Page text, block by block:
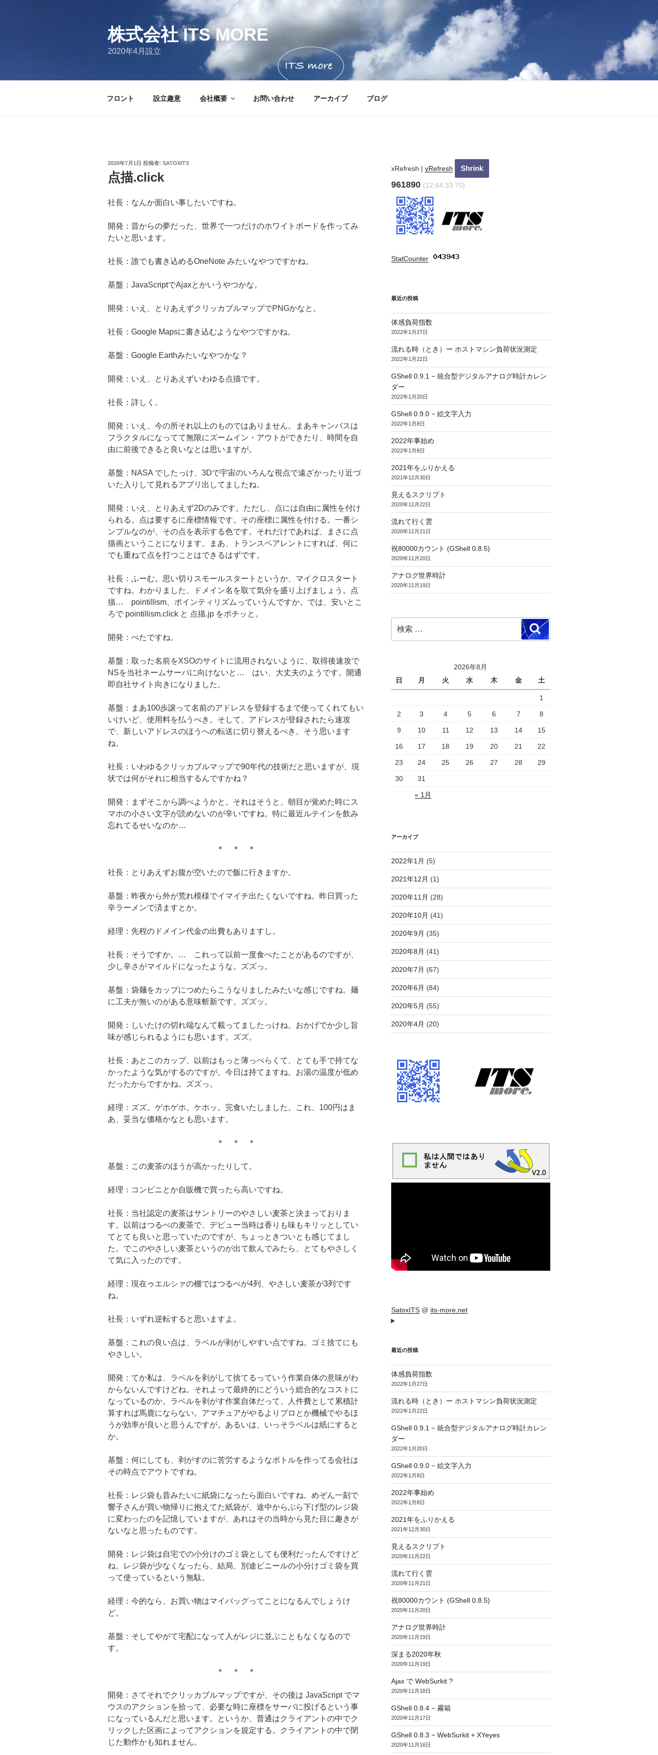
株式会社 ITS MORE
2020年4月設立
フロント 設立趣意 会社概要 お問い合わせ アーカイブ ブログ
投
日:
2020年7月1日 投稿者: SATOXITS
点描.click
社長：なんか面白い事したいですね。
開発：昔からの夢だった、世界で一つだけのホワイトボードを作ってみ
たいと思います。
社長：誰でも書き込めるOneNote みたいなやつですかね。
基盤：JavaScriptでAjaxとかいうやつかな。
開発：いえ、とりあえずクリッカブルマップでPNGかなと。
社長：Google Mapsに書き込むようなやつですかね。
基盤：Google Earthみたいなやつかな？
開発：いえ、とりあえずいわゆる点描です。
社長：詳しく。
開発：いえ、今の所それ以上のものではありません。まあキャンバスは
フラクタルになってて無限にズームイン・アウトができたり、時間を自
由に前後できると良いなとは思いますが。
基盤：NASA でしたっけ、3Dで宇宙のいろんな視点で遠ざかったり近づ
いた入りして見れるアプリ出してましたね。
開発：いえ、とりあえず2Dのみです。ただし、点には自由に属性を付け
られる。点は要するに座標情報です。その座標に属性を付ける。一番シ
ンプルなのが、その点を表示する色です。それだけであれば、まさに点
描画ということになります。まあ、トランスペアレントにすれば、何に
でも重ねて点を打つことはできるはずです。
社長：ふーむ。思い切りスモールスタートというか、マイクロスタート
ですね。わかりました、ドメイン名を取て気分を盛り上げましょう。点
描… pointillism、ポインティリズムっていうんですか。では、安いとこ
ろで pointillism.click と 点描.jp をポチッと。
開発：べたですね。
基盤：取った名前をXSOのサイトに流用されないように、取得後速攻で
NSを当社ネームサーバに向けないと… はい、大丈夫のようです。開通
即自社サイト向きになりました。
基盤：まあ100歩譲って名前のアドレスを登録するまで使ってくれてもい
いけいど、使用料を払うべき。そして、アドレスが登録されたら速攻
で、新しいアドレスのほうへの転送に切り替えるべき。そう思います
ね。
社長：いわゆるクリッカブルマップで90年代の技術だと思いますが、現
状では何がそれに相当するんですかね？
開発：まずそこから調べようかと。それはそうと、朝目が覚めた時にス
マホの小さい文字が読めないのが辛いですね。特に最近ルテインを飲み
忘れてるせいなのか…
＊ ＊ ＊
社長：とりあえずお腹が空いたので飯に行きますか。
基盤：昨夜から外が荒れ模様でイマイチ出たくないですね。昨日買った
辛ラーメンで済ますとか。
経理：先程のドメイン代金の出費もありますし。
社長：そうですか。… これって以前一度食べたことがあるのですが、
少し辛さがマイルドになったような。ズズっ。
基盤：袋麺をカップにつめたらこうなりましたみたいな感じですね。麺
に工夫が無いのがある意味斬新です。ズズッ。
開発：しいたけの切れ端なんて載ってましたっけね。おかげでか少し旨
味が感じられるようにも思います。ズズ。
社長：あとこのカップ、以前はもっと薄っぺらくて、とても手で持てな
かったような気がするのですが。今日は持てますね。お湯の温度が低め
だったからですかね。ズズっ。
経理：ズズ。ゲホゲホ。ケホッ。完食いたしました。これ、100円はま
あ、妥当な価格かなとも思います。
＊ ＊ ＊
基盤：この麦茶のほうが高かったりして。
経理：コンビニとか自販機で買ったら高いですね。
社長：当社認定の麦茶はサントリーのやさしい麦茶と決まっておりま
す。以前はつるべの麦茶で、デビュー当時は香りも味もキリッとしてい
てとても良いと思っていたのですが、ちょっときついとも感じてまし
た。でこのやさしい麦茶というのが出て飲んでみたら、とてもやさしく
て気に入ったのです。
経理：現在ゥエルシァの棚ではつるべが4列、やさしい麦茶が3列です
ね。
社長：いずれ逆転すると思いますよ。
基盤：これの良い点は、ラベルが剥がしやすい点ですね。ゴミ捨てにも
やさしい。
開発：てか私は、ラベルを剥がして捨てるっていう作業自体の意味がわ
からないんですけどね。それよって最終的にどういう総合的なコストに
なっているのか。ラベルを剥がす作業自体だって、人件費として累積計
算すれば馬鹿にならない。アマチュアがやるよりプロとか機械でやるほ
うが効率が良いと思うんですが。あるいは、いっそラベルは紙にすると
か。
基盤：何にしても、剥がすのに苦労するようなボトルを作ってる会社は
その時点でアウトですね。
社長：レジ袋も昔みたいに紙袋になったら面白いですね。めぞん一刻で
響子さんが買い物帰りに抱えてた紙袋が、途中からぶら下げ型のレジ袋
に変わったのを記憶していますが、あれはその当時から見た目に趣きが
ないなと思ったものです。
開発：レジ袋は自宅での小分けのゴミ袋としても便利だったんですけど
ね。レジ袋が少なくなったら、結局、別途ビニールの小分けゴミ袋を買
って使っているという無駄。
経理：今的なら、お買い物はマイバッグってことになるんでしょうけ
ど。
基盤：そしてやがて宅配になって人がレジに並ぶこともなくなるので
す。
＊ ＊ ＊
開発：さてそれでクリッカブルマップですが、その後は JavaScript でマ
ウスのアクションを拾って、必要な時に座標をサーバに投げるという事
になっているんだと思います。というか、普通はクライアントの中でク
リックした区画によってアクションを規定する。クライアントの中で閉
じた動作かも知れません。
xRefresh | yRefresh
961890 (12:44:34.90)
StatCounter:
最近の投稿
体感負荷指数
2022年1月27日
流れる時（とき）ー ホストマシン負荷状況測定
2022年1月22日
GShell 0.9.1 − 統合型デジタルアナログ時計カレン
ダー
2022年1月20日
GShell 0.9.0 − 絵文字入力
2022年1月8日
2022年事始め
2022年1月8日
2021年をふりかえる
2021年12月30日
見えるスクリプト
2020年11月22日
流れて行く雲
2020年11月21日
祝80000カウント (GShell 0.8.5)
2020年11月20日
アナログ世界時計
2020年11月19日
索:
検
索
2026年8月
日
月 火 水 木 金 土
1
2 3 4 5 6 7 8
9 10 11 12 13 14 15
16 17 18 19 20 21 22
23 24 25 26 27 28 29
30 31
« 1月
アーカイブ
2022年1月 (5)
2021年12月 (1)
2020年11月 (28)
2020年10月 (41)
2020年9月 (35)
2020年8月 (41)
2020年7月 (67)
2020年6月 (84)
2020年5月 (55)
2020年4月 (20)
SatoxITS@ its-more.net
最近の投稿
体感負荷指数
2022年1月27日
流れる時（とき）ー ホストマシン負荷状況測定
2022年1月22日
GShell 0.9.1 − 統合型デジタルアナログ時計カレン
ダー
2022年1月20日
GShell 0.9.0 − 絵文字入力
2022年1月8日
2022年事始め
2022年1月8日
2021年をふりかえる
2021年12月30日
見えるスクリプト
2020年11月22日
流れて行く雲
2020年11月21日
祝80000カウント (GShell 0.8.5)
2020年11月20日
アナログ世界時計
2020年11月19日
深まる2020年秋
2020年11月19日
Ajax で WebSurkit ?
2020年11月18日
GShell 0.8.4 − 霧箱
2020年11月17日
GShell 0.8.3 − WebSurkit + XYeyes
2020年11月16日